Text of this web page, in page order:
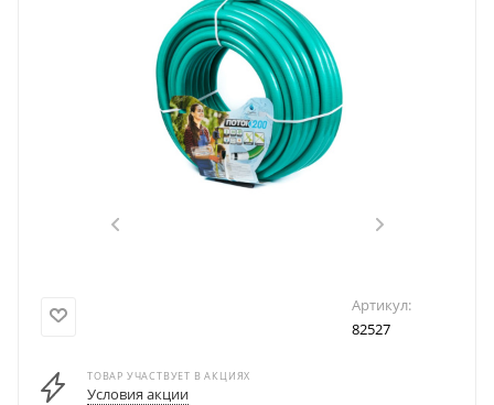
Артикул:
82527
ТОВАР УЧАСТВУЕТ В АКЦИЯХ
Условия акции